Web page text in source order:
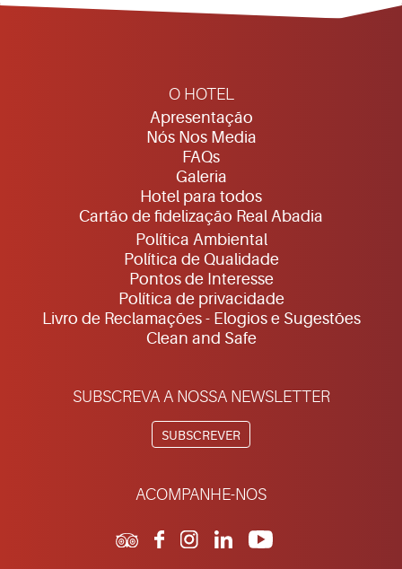
O HOTEL
Apresentação
Nós Nos Media
FAQs
Galeria
Hotel para todos
Cartão de fidelização Real Abadia
Política Ambiental
Política de Qualidade
Pontos de Interesse
Política de privacidade
Livro de Reclamações - Elogios e Sugestões
Clean and Safe
SUBSCREVA A NOSSA NEWSLETTER
SUBSCREVER
ACOMPANHE-NOS